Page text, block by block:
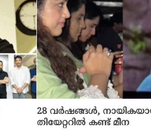
28 വര്‍ഷങ്ങള്‍,
തിയേറ്ററില്‍ കണ്ട് മീന